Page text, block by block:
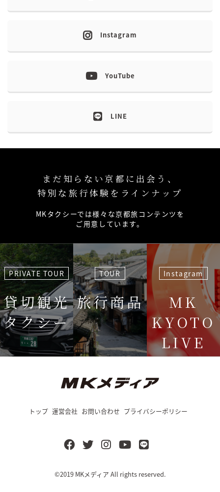
Instagram
YouTube
LINE
まだ知らない京都に出会う、
特別な旅行体験をラインナップ
MKタクシーでは様々な京都旅コンテンツを
ご用意しています。
PRIVATE TOUR
貸切観光
タクシー
TOUR
旅行商品
Instagram
MK
KYOTO
LIVE
トップ 運営会社 お問い合わせ プライバシーポリシー
©2019 MKメディア All rights reserved.